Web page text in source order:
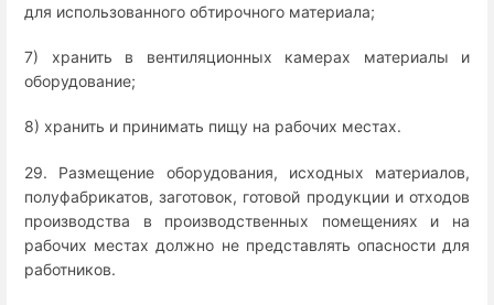
для использованного обтирочного материала;
7) хранить в вентиляционных камерах материалы и
оборудование;
8) хранить и принимать пищу на рабочих местах.
29. Размещение оборудования, исходных материалов,
полуфабрикатов, заготовок, готовой продукции и отходов
производства в производственных помещениях и на
рабочих местах должно не представлять опасности для
работников.